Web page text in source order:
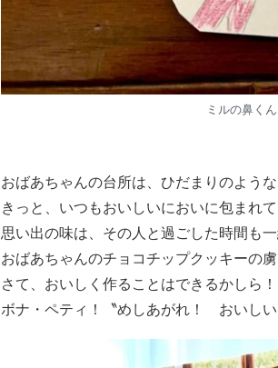
ミルの鼻く
おばあちゃんの台所は、ひだまりのよう
きっと、いつもおいしいにおいに包まれ
思い出の味は、その人と過ごした時間も
おばあちゃんのチョコチップクッキーの
さて、おいしく作ることはできるかしら
ボナ・ペティ！〝めしあがれ！ おいし